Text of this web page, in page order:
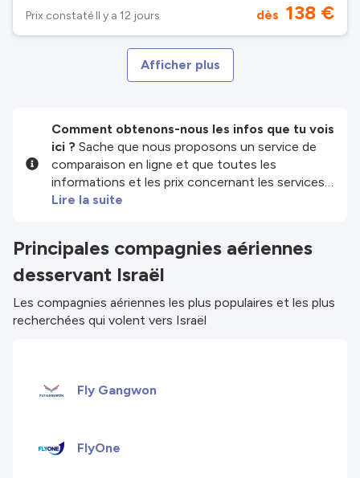
Prix constaté Il y a 12 jours dès 138 €
Afficher plus
Comment obtenons-nous les infos que tu vois
ici ? Sache que nous proposons un service de
comparaison en ligne et que toutes les
informations et les prix concernant les services
et/ou produits disponibles sur notre site sont
mais garde à l'esprit que nous ne sommes pas
responsables de l'exhaustivité ou de l'exactitude
toutes les conditions sur le site du partenaire
avant de réserver. Consulte nos
Lire la suite
Principales compagnies aériennes
desservant Israël
Les compagnies aériennes les plus populaires et les plus
recherchées qui volent vers Israël
Fly Gangwon
FlyOne